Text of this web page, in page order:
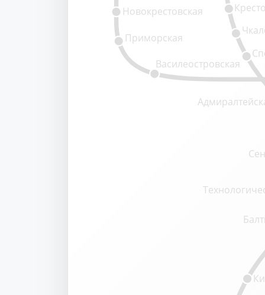
Василеостровская
Приморская
Новокрестовская